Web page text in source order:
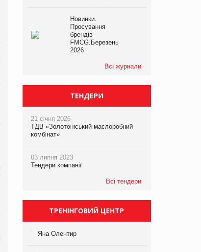
Новинки.
Просування
брендів
FMCG.Березень
2026
Всі журнали
ТЕНДЕРИ
21 січня 2026
ТДВ «Золотоніський маслоробний
комбінат»
03 липня 2023
Тендери компанії
Всі тендери
ТРЕНІНГОВИЙ ЦЕНТР
Яна Олентир